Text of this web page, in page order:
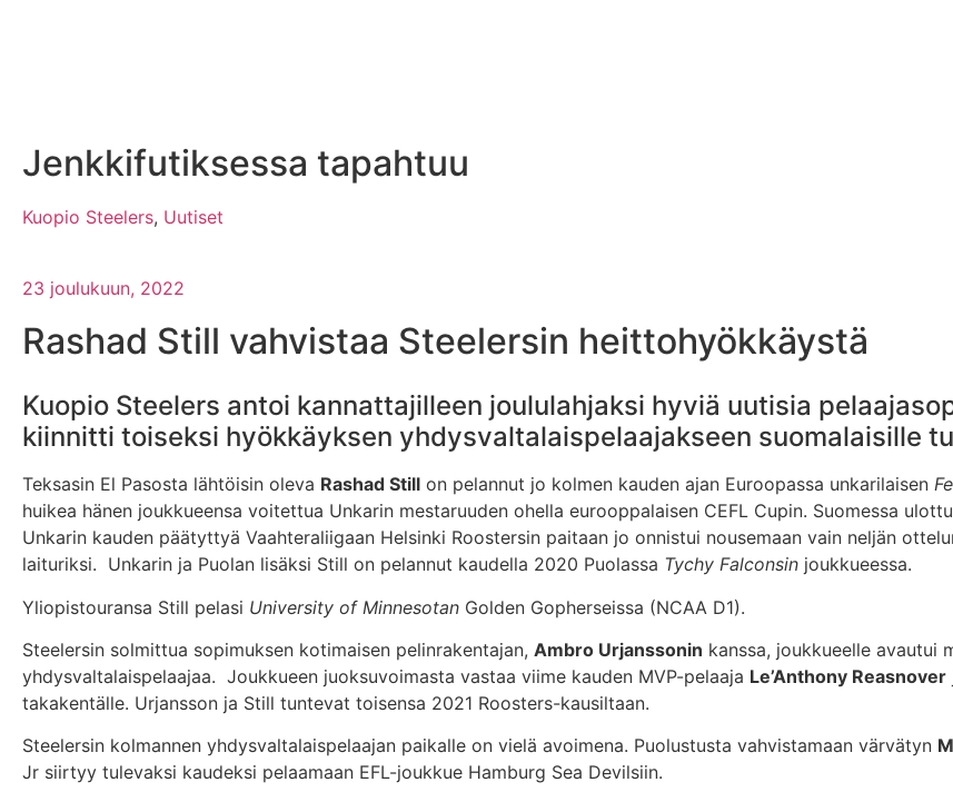
Jenkkifutiksessa tapahtuu
Kuopio Steelers, Uutiset
23 joulukuun, 2022
Rashad Still vahvistaa Steelersin heittohyökkäystä
Kuopio Steelers antoi kannattajilleen joululahjaksi hyviä uutisia
kiinnitti toiseksi hyökkäyksen yhdysvaltalaispelaajakseen suomalaisille
Teksasin El Pasosta lähtöisin oleva Rashad Still on pelannut jo kolmen kauden ajan Euroopassa unkarilaisen
huikea hänen joukkueensa voitettua Unkarin mestaruuden ohella eurooppalaisen CEFL Cupin. Suomessa
Unkarin kauden päätyttyä Vaahteraliigaan Helsinki Roostersin paitaan jo onnistui nousemaan vain neljän
laituriksi. Unkarin ja Puolan lisäksi Still on pelannut kaudella 2020 Puolassa Tychy Falconsin joukkueessa.
Yliopistouransa Still pelasi University of Minnesotan Golden Gopherseissa (NCAA D1).
Steelersin solmittua sopimuksen kotimaisen pelinrakentajan, Ambro Urjanssonin kanssa, joukkueelle avautui
yhdysvaltalaispelaajaa. Joukkueen juoksuvoimasta vastaa viime kauden MVP-pelaaja Le’Anthony Reasnover
takakentälle. Urjansson ja Still tuntevat toisensa 2021 Roosters-kausiltaan.
Steelersin kolmannen yhdysvaltalaispelaajan paikalle on vielä avoimena. Puolustusta vahvistamaan värvätyn
Jr siirtyy tulevaksi kaudeksi pelaamaan EFL-joukkue Hamburg Sea Devilsiin.